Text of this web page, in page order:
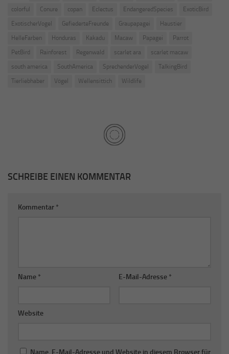
colorful
Conure copan Eclectus EndangeredSpecies
ExoticBird
ExotischerVogel
GefiederteFreunde Graupapagei
Haustier
HelleFarben
Honduras Kakadu Macaw Papagei
Parrot
PetBird
Rainforest Regenwald scarlet ara
scarlet macaw
south america
SouthAmerica SprechenderVogel
TalkingBird
Tierliebhaber
Vögel Wellensittich Wildlife
SCHREIBE EINEN KOMMENTAR
Kommentar *
Name * E-Mail-Adresse *
Website
Name, E-Mail-Adresse und Website in diesem Browser für